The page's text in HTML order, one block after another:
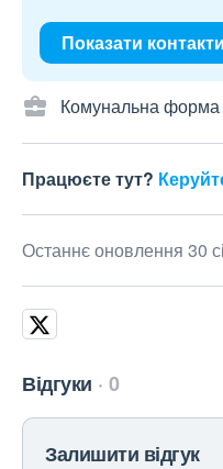
Показати контакти
Комунальна форма
Працюєте тут?
Останнє оновлення 30
Відгуки 0
Залишити відгук